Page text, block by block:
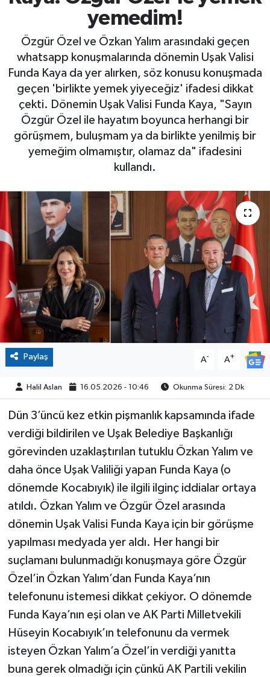
yemedim!
Özgür Özel ve Özkan Yalım arasındaki geçen
whatsapp konuşmalarında dönemin Uşak Valisi
Funda Kaya da yer alırken, söz konusu konuşmada
geçen 'birlikte yemek yiyeceğiz' ifadesi dikkat
çekti. Dönemin Uşak Valisi Funda Kaya, "Sayın
Özgür Özel ile hayatım boyunca herhangi bir
görüşmem, buluşmam ya da birlikte yenilmiş bir
yemeğim olmamıştır, olamaz da" ifadesini
kullandı.
Paylaş A- A+
Halil Aslan 16.05.2026 - 10:46 Okunma Süresi: 2 Dk
Dün 3’üncü kez etkin pişmanlık kapsamında ifade
verdiği bildirilen ve Uşak Belediye Başkanlığı
görevinden uzaklaştırılan tutuklu Özkan Yalım ve
daha önce Uşak Valiliği yapan Funda Kaya (o
dönemde Kocabıyık) ile ilgili ilginç iddialar ortaya
atıldı. Özkan Yalım ve Özgür Özel arasında
dönemin Uşak Valisi Funda Kaya için bir görüşme
yapılması medyada yer aldı. Her hangi bir
suçlamanı bulunmadığı konuşmaya göre Özgür
Özel’in Özkan Yalım’dan Funda Kaya’nın
telefonunu istemesi dikkat çekiyor. O dönemde
Funda Kaya’nın eşi olan ve AK Parti Milletvekili
Hüseyin Kocabıyık’ın telefonunu da vermek
isteyen Özkan Yalım’a Özel’in verdiği yanıtta
buna gerek olmadığı için çünkü AK Partili vekilin